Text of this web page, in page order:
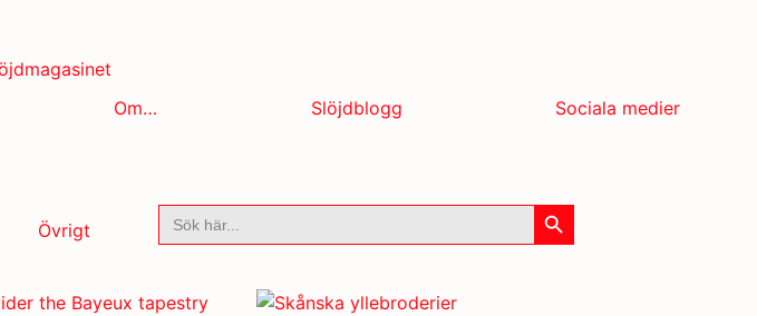
Om… Slöjdblogg Sociala medier
Övrigt
Sök
efter:
Sökknapp